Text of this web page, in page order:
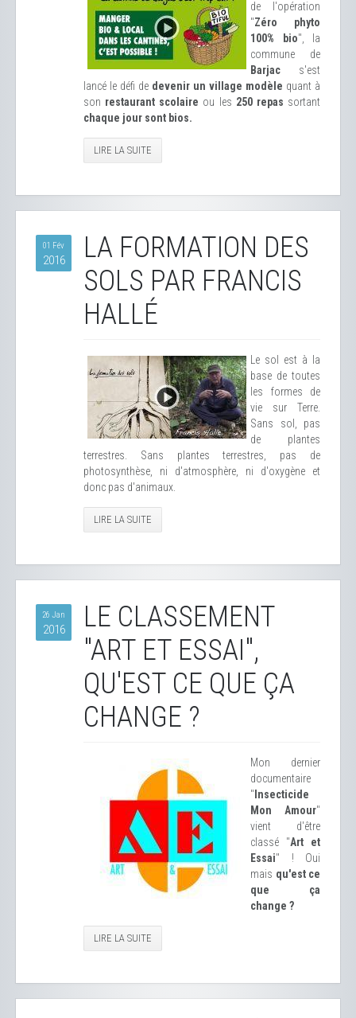
de l'opération
"Zéro phyto
100% bio", la
commune de
Barjac s'est
lancé le défi de devenir un village modèle quant à
son restaurant scolaire ou les 250 repas sortant
chaque jour sont bios.
LIRE LA SUITE
01 Fév
2016
LA FORMATION DES
SOLS PAR FRANCIS
HALLÉ
Le sol est à la
base de toutes
les formes de
vie sur Terre.
Sans sol, pas
de plantes
terrestres. Sans plantes terrestres, pas de
photosynthèse, ni d'atmosphère, ni d'oxygène et
donc pas d'animaux.
LIRE LA SUITE
26 Jan
2016
LE CLASSEMENT
"ART ET ESSAI",
QU'EST CE QUE ÇA
CHANGE ?
Mon dernier
documentaire
" Insecticide
Mon Amour"
vient d'être
classé "Art et
Essai" ! Oui
mais qu'est ce
que ça
change ?
LIRE LA SUITE